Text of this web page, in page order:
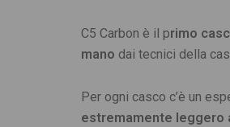
C5 Carbon è il primo
mano dai tecnici della
Per ogni casco c’è un
estremamente leggero